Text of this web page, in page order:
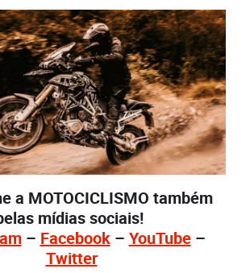
a MOTOCICLISMO também
mídias sociais!
– Facebook– YouTube–
Twitter